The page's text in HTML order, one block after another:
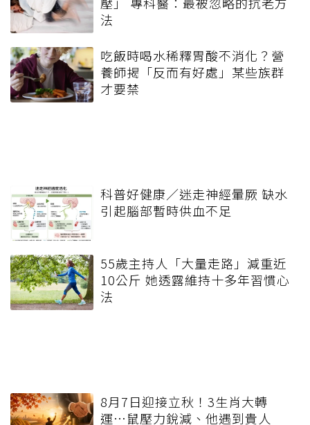
法
吃飯時喝水稀釋胃酸不消化？營
養師揭「反而有好處」某些族群
才要禁
科普好健康／迷走神經暈厥 缺水
引起腦部暫時供血不足
55歲主持人「大量走路」減重近
10公斤 她透露維持十多年習慣心
法
8月7日迎接立秋！3生肖大轉
運…鼠壓力銳減、他遇到貴人